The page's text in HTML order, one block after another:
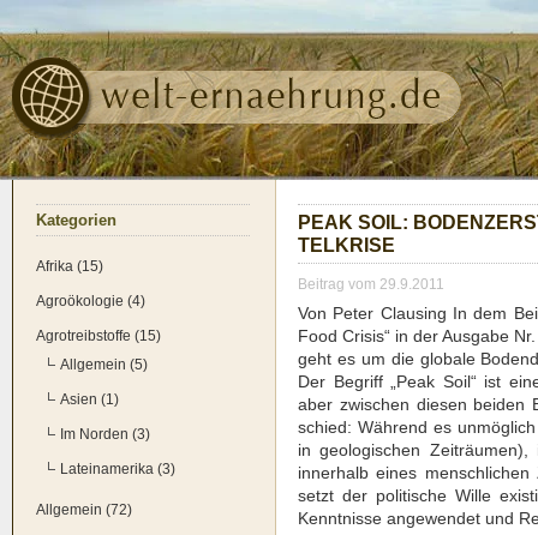
Kate­go­rien
Afrika (15)
Agroökologie (4)
Agrotreibstoffe (15)
Allgemein (5)
Asien (1)
Im Norden (3)
Lateinamerika (3)
Allgemein (72)
PEAK SOIL:
TEL­KRI­SE
Beitrag vom 29.9.2011
Von Peter Claus­ing In dem
Food Cri­sis“ in der Aus­ga­be
geht es um die glo­ba­le
Der Begriff „Peak Soil“ ist
aber zwi­schen die­sen bei­den
schied: Wäh­rend es
in geo­lo­gi­schen
inner­halb eines
setzt der poli­ti­sche Wil­le
Kennt­nis­se ange­wen­det und